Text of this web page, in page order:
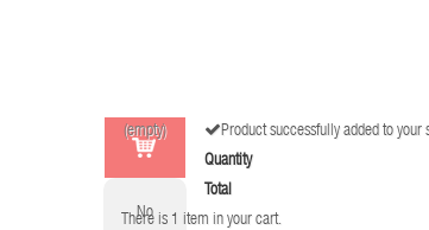
(empty)
No
Product successfully added to your
Quantity
Total
There is 1 item in your cart.